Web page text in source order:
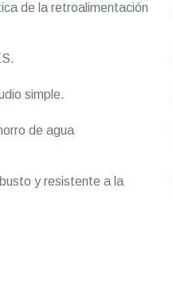
de la retroalimentación
simple.
de agua
y resistente a la